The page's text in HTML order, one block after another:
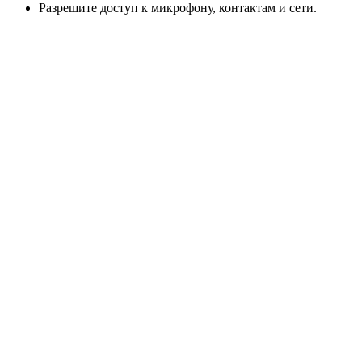
Разрешите доступ к микрофону, контактам и сети.